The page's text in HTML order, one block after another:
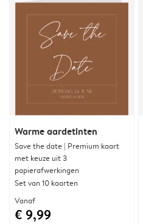
Warme aardetinten
Save the date | Premium kaart
met keuze uit 3
papierafwerkingen
Set van 10 kaarten
Vanaf
€ 9,99